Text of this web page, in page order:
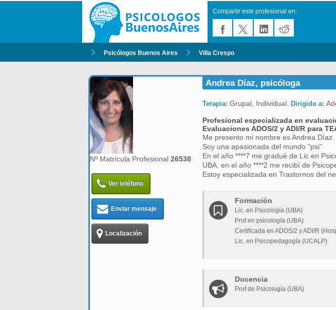
Compartir este profesional en:
Psicólogos Buenos Aires Villa Crespo
Nº Matrícula Profesional 26538
Ver teléfono
Enviar mensaje
Localización
Andrea Díaz, psicóloga
Terapia: Grupal, Individual. Dirigido a:
Profesional especializada en
Evaluaciones ADOS/2 y ADI/R para
Me presento mi nombre es Andrea Díaz.
Soy una apasionada del mundo "psi"
En el año ****7 me gradué de Lic en
UBA, en el año ****2 me recibí de
Estoy especializada en Trastornos del
Formación
Lic. en Psicología (UBA)
Prof en psicología (UBA)
Certificada en ADOS/2 y ADI/R
Lic. en Psicopedagogía (UCALP)
Docencia
Prof de Psicología (UBA)